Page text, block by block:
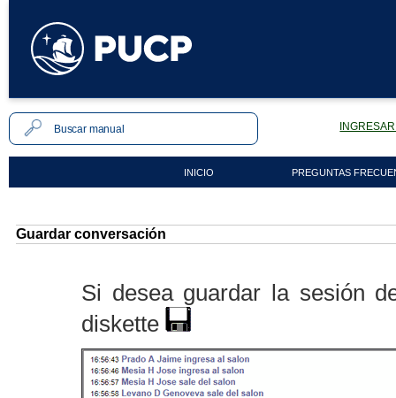
INICIO PREGUNTAS
Guardar conversación
Si desea guardar la sesión
diskette